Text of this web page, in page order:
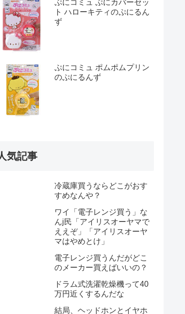
ぷにコミュ ぷにカバーセッ
ト ハローキティのぷにるん
ず
ぷにコミュ ポムポムプリン
のぷにるんず
気記事
冷蔵庫買うならどこがおす
すめなんや？
ワイ「電子レンジ買う」な
んj民「アイリスオーヤマで
ええぞ」「アイリスオーヤ
マはやめとけ」
電子レンジ買うんだがどこ
のメーカー買えばいいの？
ドラム式洗濯乾燥機って40
万円近くするんだな
結局、ヘッドホンとイヤホ